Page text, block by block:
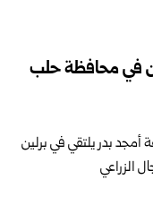
في محافظة حلب